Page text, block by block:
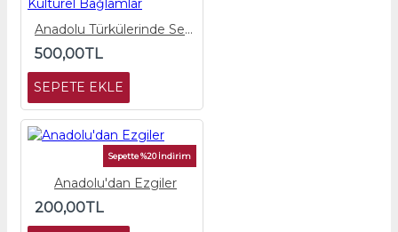
Anadolu Türkülerinde Semboller, Örüntüler ve Kültürel Bağlamlar
500,00TL
SEPETE EKLE
Sepette %20 İndirim
Anadolu'dan Ezgiler
200,00TL